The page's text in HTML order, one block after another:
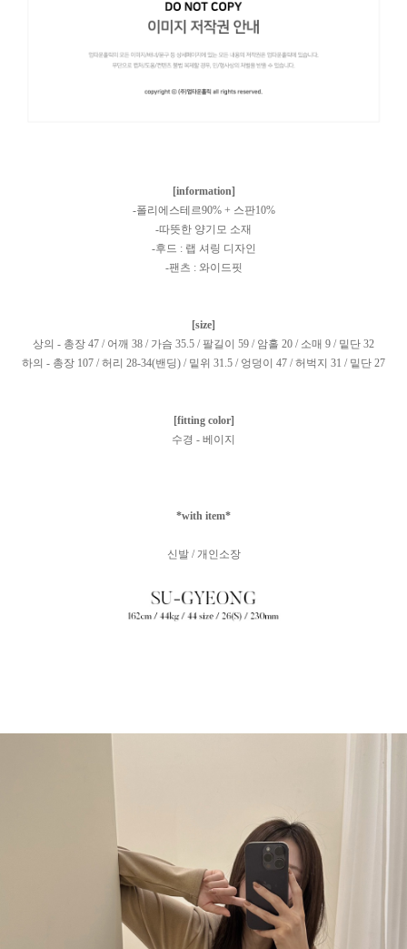
[information]
-폴리에스테르90% + 스판10%
-따뜻한 양기모 소재
-후드 : 랩 셔링 디자인
-팬츠 : 와이드핏
[size]
상의 - 총장 47 / 어깨 38 / 가슴 35.5 / 팔길이 59 / 암홀 20 / 소매 9 / 밑단 32
하의 - 총장 107 / 허리 28-34(밴딩) / 밑위 31.5 / 엉덩이 47 / 허벅지 31 / 밑단 27
[fitting color]
수경 - 베이지
*with item*
신발 / 개인소장